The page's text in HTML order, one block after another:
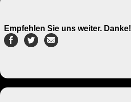
Empfehlen Sie uns weiter. Danke!